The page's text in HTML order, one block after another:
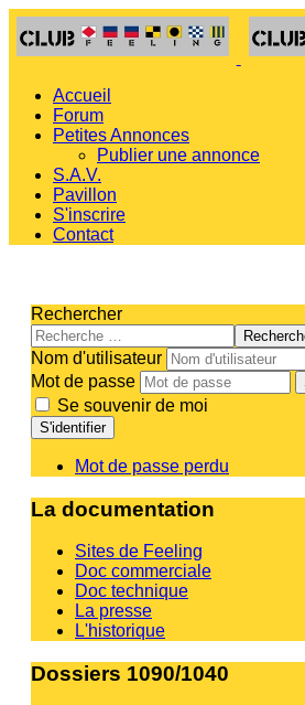
Accueil
Forum
Petites Annonces
Publier une annonce
S.A.V.
Pavillon
S'inscrire
Contact
Rechercher
Nom d'utilisateur
Mot de passe
Se souvenir de moi
S'identifier
Mot de passe perdu
La documentation
Sites de Feeling
Doc commerciale
Doc technique
La presse
L'historique
Dossiers 1090/1040